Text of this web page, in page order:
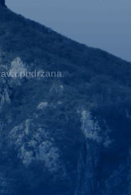
pridržana.